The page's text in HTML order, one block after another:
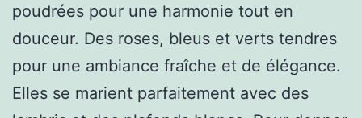
poudrées pour une harmonie tout en
douceur. Des roses, bleus et verts tendres
pour une ambiance fraîche et de élégance.
Elles se marient parfaitement avec des